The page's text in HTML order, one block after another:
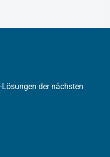
Lösungen der nächsten